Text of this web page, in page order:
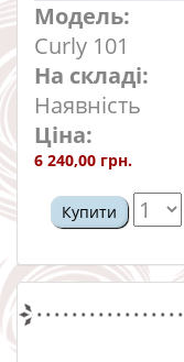
Модель:
Curly 101
На складі:
Наявність
Ціна:
6 240,00 грн.
Купити